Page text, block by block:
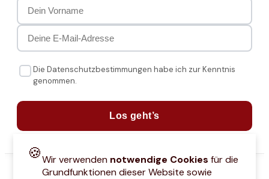
Die Datenschutzbestimmungen habe ich zur Kenntnis
genommen.
Los geht’s
🍪Wir verwenden notwendige Cookies für die
Grundfunktionen dieser Website sowie